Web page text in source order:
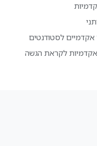
לסטודנטים
לקראת הגשה